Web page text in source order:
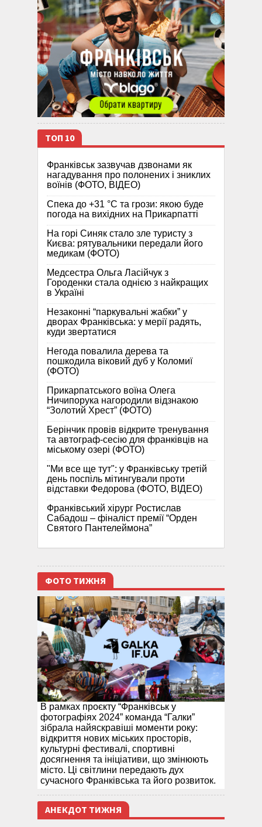
ТОП 10
Франківськ зазвучав дзвонами як
нагадування про полонених і зниклих
воїнів (ФОТО, ВІДЕО)
Спека до +31 °C та грози: якою буде
погода на вихідних на Прикарпатті
На горі Синяк стало зле туристу з
Києва: рятувальники передали його
медикам (ФОТО)
Медсестра Ольга Ласійчук з
Городенки стала однією з найкращих
в Україні
Незаконні “паркувальні жабки” у
дворах Франківська: у мерії радять,
куди звертатися
Негода повалила дерева та
пошкодила віковий дуб у Коломиї
(ФОТО)
Прикарпатського воїна Олега
Ничипорука нагородили відзнакою
“Золотий Хрест” (ФОТО)
Берінчик провів відкрите тренування
та автограф-сесію для франківців на
міському озері (ФОТО)
"Ми все ще тут": у Франківську третій
день поспіль мітингували проти
відставки Федорова (ФОТО, ВІДЕО)
Франківський хірург Ростислав
Сабадош – фіналіст премії “Орден
Святого Пантелеймона”
ФОТО ТИЖНЯ
В рамках проєкту “Франківськ у
фотографіях 2024” команда “Галки”
зібрала найяскравіші моменти року:
відкриття нових міських просторів,
культурні фестивалі, спортивні
досягнення та ініціативи, що змінюють
місто. Ці світлини передають дух
сучасного Франківська та його розвиток.
АНЕКДОТ ТИЖНЯ